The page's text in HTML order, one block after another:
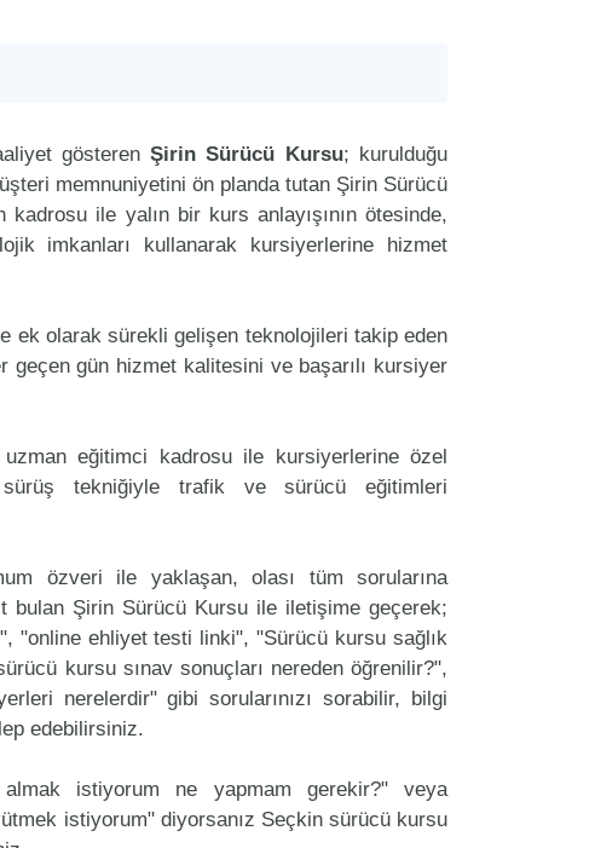
gösterenŞirin Sürücü Kursu; kurulduğu
memnuniyetini ön planda tutan Şirin Sürücü
kadrosu ile yalın bir kurs anlayışının ötesinde,
imkanları kullanarak kursiyerlerine hizmet
ek olarak sürekli gelişen teknolojileri takip eden
geçen gün hizmet kalitesini ve başarılı kursiyer
uzman eğitimci kadrosu ile kursiyerlerine özel
tekniğiyle trafik ve sürücü eğitimleri
özveri ile yaklaşan, olası tüm sorularına
bulan Şirin Sürücü Kursu ile iletişime geçerek;
"online ehliyet testi linki", "Sürücü kursu sağlık
kursu sınav sonuçları nereden öğrenilir?",
nerelerdir" gibi sorularınızı sorabilir, bilgi
edebilirsiniz.
istiyorum ne yapmam gerekir?" veya
istiyorum" diyorsanız Seçkin sürücü kursu